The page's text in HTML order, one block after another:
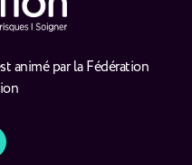
animé par la Fédération